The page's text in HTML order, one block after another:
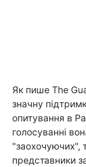
Як пише The
значну
опитування в
голосуванні
"заохочуючих",
представники